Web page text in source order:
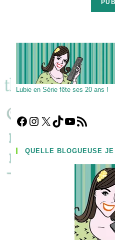
Lubie en Série fête ses 20 ans !
Facebook
Instagram
X TikTokYouTube
Flux RSS
QUELLE BLOGUEUSE